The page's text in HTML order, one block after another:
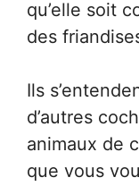
qu’elle soit
des
Ils
d’autres
animaux de
que vous